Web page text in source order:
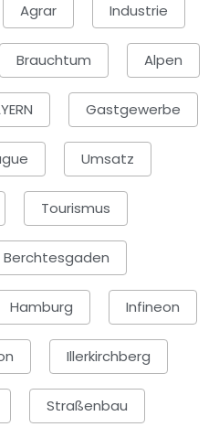
Agrar Industrie
Brauchtum Alpen
Gastgewerbe
Umsatz
Tourismus
Berchtesgaden
Hamburg Infineon
Illerkirchberg
Straßenbau